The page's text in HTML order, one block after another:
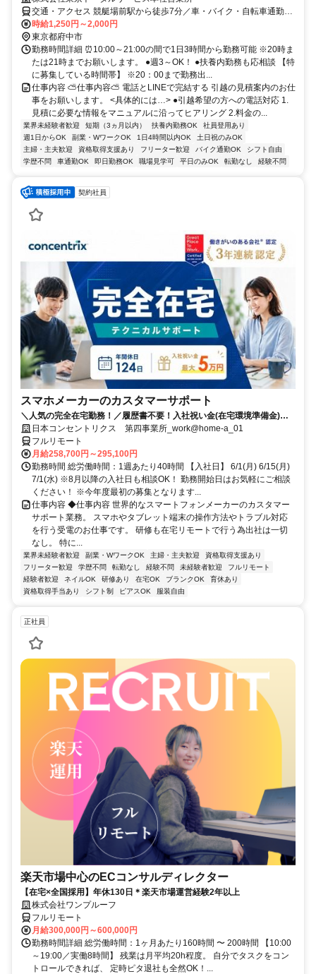
交通・アクセス 競艇場前駅から徒歩7分／車・バイク・自転車通勤可
能！
時給1,250円～2,000円
東京都府中市
勤務時間詳細 ⏰10:00～21:00の間で1日3時間から勤務可能 ※20時ま
たは21時までお願いします。 ●週3～OK！ ●扶養内勤務も応相談 【特
に募集している時間帯】 ※20：00まで勤務出...
仕事内容 ⛅仕事内容⛅ 電話とLINEで完結する 引越の見積案内のお仕
事をお願いします。 <具体的には…> ●引越希望の方への電話対応 1.
見積に必要な情報をマニュアルに沿ってヒアリング 2.料金の...
業界未経験者歓迎 短期（3ヵ月以内） 扶養内勤務OK
社員登用あり
週1日からOK
副業・WワークOK 1日4時間以内OK
土日祝のみOK
主婦・主夫歓迎
資格取得支援あり フリーター歓迎 バイク通勤OK
シフト自由
学歴不問
車通勤OK 即日勤務OK 職場見学可 平日のみOK 転勤なし 経験不問
契約社員
スマホメーカーのカスタマーサポート
＼人気の完全在宅勤務！／履歴書不要！入社祝い金(在宅環境準備金)最
大5万円支給！入社手続きから研修・業務とすべてフルリモートなので
お住まいに関係なく働くことが出来る環境です！
日本コンセントリクス 第四事業所_work@home-a_01
フルリモート
月給258,700円～295,100円
勤務時間 総労働時間：1週あたり40時間 【入社日】 6/1(月) 6/15(月)
7/1(水) ※8月以降の入社日も相談OK！ 勤務開始日はお気軽にご相談
ください！ ※今年度最初の募集となります...
仕事内容 ◆仕事内容 世界的なスマートフォンメーカーのカスタマー
サポート業務。 スマホやタブレット端末の操作方法やトラブル対応
を行う受電のお仕事です。 研修も在宅リモートで行う為出社は一切
なし。 特に...
業界未経験者歓迎 副業・WワークOK 主婦・主夫歓迎
資格取得支援あり
フリーター歓迎
学歴不問 転勤なし 経験不問 未経験者歓迎
フルリモート
経験者歓迎
ネイルOK 研修あり 在宅OK ブランクOK
育休あり
資格取得手当あり
シフト制 ピアスOK 服装自由
正社員
楽天市場中心のECコンサルディレクター
【在宅×全国採用】年休130日＊楽天市場運営経験2年以上
株式会社ワンプルーフ
フルリモート
月給300,000円～600,000円
勤務時間詳細 総労働時間：1ヶ月あたり160時間 〜 200時間 【10:00
～19:00／実働8時間】 残業は月平均20h程度。 自分でタスクをコン
トロールできれば、 定時ピタ退社も全然OK！...